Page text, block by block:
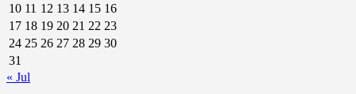
10 11 12 13 14 15 16
17 18 19 20 21 22 23
24 25 26 27 28 29 30
31
« Jul